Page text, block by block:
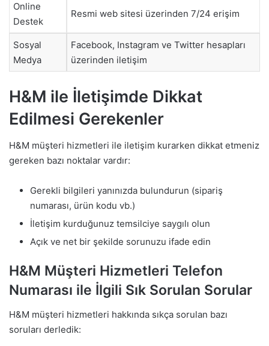
Online
Destek
Resmi web sitesi üzerinden 7/24 erişim
Sosyal
Medya
Facebook, Instagram ve Twitter hesapları
üzerinden iletişim
H&M ile İletişimde Dikkat
Edilmesi Gerekenler
H&M müşteri hizmetleri ile iletişim kurarken dikkat etmeniz
gereken bazı noktalar vardır:
Gerekli bilgileri yanınızda bulundurun (sipariş
numarası, ürün kodu vb.)
İletişim kurduğunuz temsilciye saygılı olun
Açık ve net bir şekilde sorunuzu ifade edin
H&M Müşteri Hizmetleri Telefon
Numarası ile İlgili Sık Sorulan Sorular
H&M müşteri hizmetleri hakkında sıkça sorulan bazı
soruları derledik: